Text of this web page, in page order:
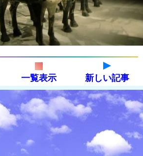
一覧表示 新しい記事